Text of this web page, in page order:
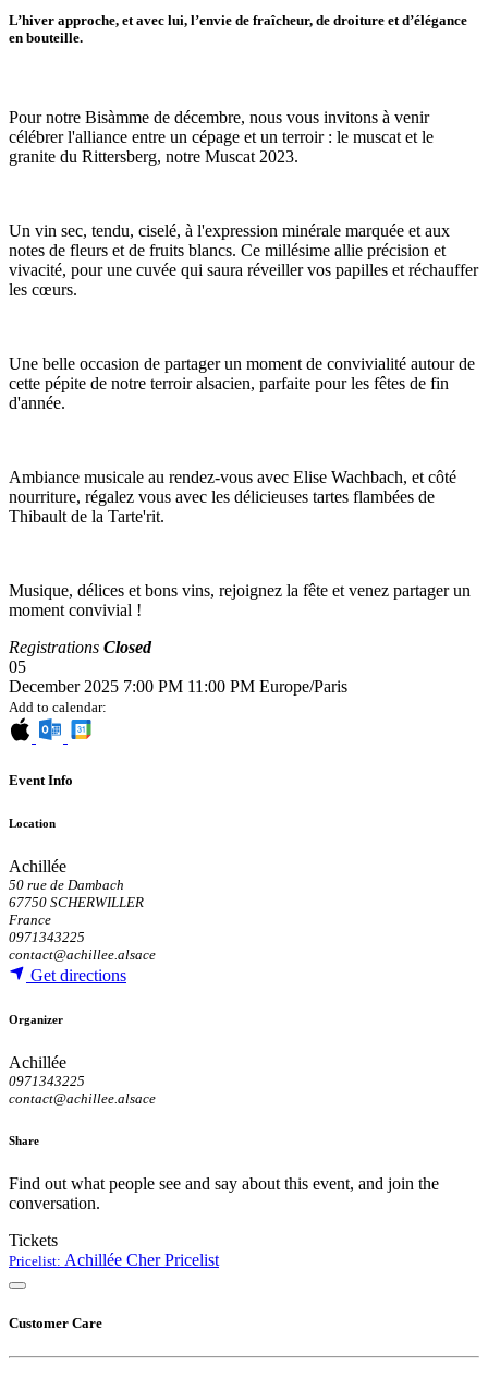
L’hiver approche, et avec lui, l’envie de fraîcheur, de droiture et d’élégance
en bouteille.
Pour notre Bisàmme de décembre, nous vous invitons à venir
célébrer l'alliance entre un cépage et un terroir : le muscat et le
granite du Rittersberg, notre Muscat 2023.
Un vin sec, tendu, ciselé, à l'expression minérale marquée et aux
notes de fleurs et de fruits blancs. Ce millésime allie précision et
vivacité, pour une cuvée qui saura réveiller vos papilles et réchauffer
les cœurs.
Une belle occasion de partager un moment de convivialité autour de
cette pépite de notre terroir alsacien, parfaite pour les fêtes de fin
d'année.
Ambiance musicale au rendez-vous avec Elise Wachbach, et côté
nourriture, régalez vous avec les délicieuses tartes flambées de
Thibault de la Tarte'rit.
Musique, délices et bons vins, rejoignez la fête et venez partager un
moment convivial !
Registrations Closed
05
December 2025 7:00 PM 11:00 PM Europe/Paris
Add to calendar:
Event Info
Location
Achillée
50 rue de Dambach
67750 SCHERWILLER
France
0971343225
contact@achillee.alsace
Get directions
Organizer
Achillée
0971343225
contact@achillee.alsace
Share
Find out what people see and say about this event, and join the
conversation.
Tickets
Pricelist: Achillée Cher Pricelist
Customer Care